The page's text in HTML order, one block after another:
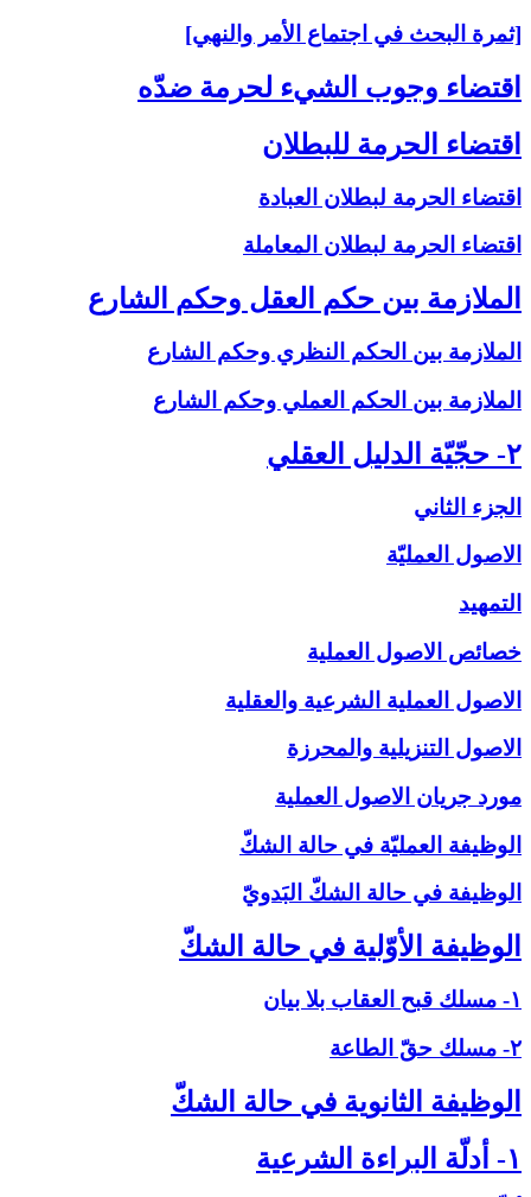
[ثمرة البحث في اجتماع الأمر والنهي]
اقتضاء وجوب الشي‏ء لحرمة ضدّه‏
اقتضاء الحرمة للبطلان‏
اقتضاء الحرمة لبطلان العبادة
اقتضاء الحرمة لبطلان المعاملة
الملازمة بين حكم العقل وحكم الشارع‏
الملازمة بين الحكم النظري وحكم الشارع
الملازمة بين الحكم العملي وحكم الشارع
۲- حجّيّة الدليل العقلي‏
الجزء الثاني
الاصول العمليّة
التمهيد
خصائص الاصول العملية
الاصول العملية الشرعية والعقلية
الاصول التنزيلية والمحرزة
مورد جريان الاصول العملية
الوظيفة العمليّة في حالة الشكّ‏
الوظيفة في حالة الشكّ البَدويّ
الوظيفة الأوّلية في حالة الشكّ‏
۱- مسلك قبح العقاب بلا بيان
۲- مسلك حقّ الطاعة
الوظيفة الثانوية في حالة الشكّ‏
۱- أدلّة البراءة الشرعية